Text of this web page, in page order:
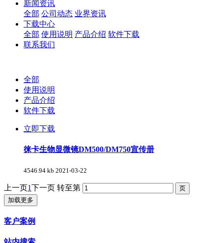
新闻资讯
全部 公司动态 业界资讯
下载中心
全部 使用说明 产品介绍 软件下载
联系我们
全部
使用说明
产品介绍
软件下载
立即下载
徕卡生物显微镜DM500/DM750宣传册
4546.94 kb 2021-03-22
上一页1下一页 转至第
加载更多
客户案例